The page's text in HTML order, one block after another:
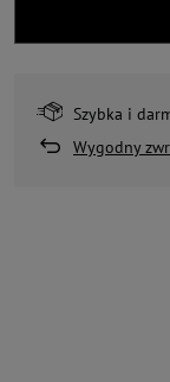
Szybka i
Wygodny